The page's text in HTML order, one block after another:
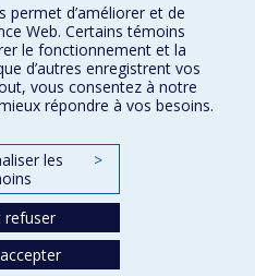
paysage
permet d’améliorer et de
Web. Certains témoins
le fonctionnement et la
d’autres enregistrent vos
vous consentez à notre
répondre à vos besoins.
les
>
refuser